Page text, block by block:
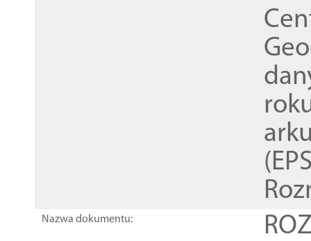
Nazwa dokumentu: